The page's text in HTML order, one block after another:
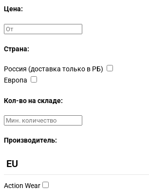
Цена:
Страна:
Россия (доставка только в РБ)
Европа
Кол-во на складе:
Производитель:
EU
Action Wear